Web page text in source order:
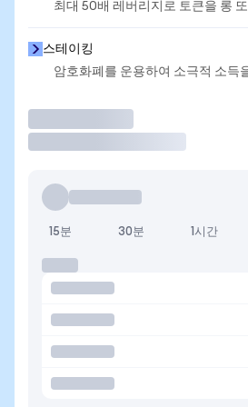
최대 50배 레버리지로 토큰을 롱
스테이킹
암호화폐를 운용하여 소극적 소득
15분 30분 1시간